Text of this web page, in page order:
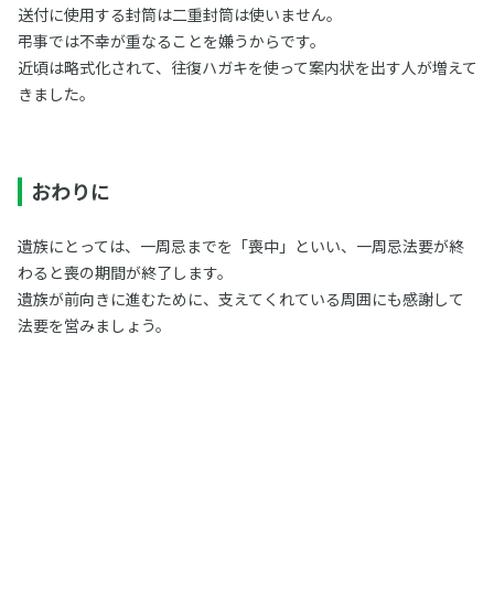
送付に使用する封筒は二重封筒は使いません。
弔事では不幸が重なることを嫌うからです。
近頃は略式化されて、往復ハガキを使って案内状を出す人が増えて
きました。
おわりに
遺族にとっては、一周忌までを「喪中」といい、一周忌法要が終
わると喪の期間が終了します。
遺族が前向きに進むために、支えてくれている周囲にも感謝して
法要を営みましょう。